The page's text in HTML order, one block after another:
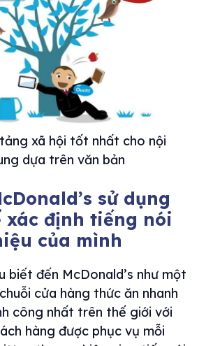
xã hội tốt nhất cho nội
dựa trên văn bản
sử dụng
xác định tiếng nói
của mình
biết đến McDonald’s như một
cửa hàng thức ăn nhanh
công nhất trên thế giới với
hàng được phục vụ mỗi